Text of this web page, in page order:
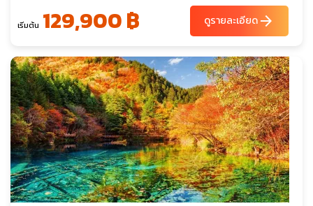
เริ่มต้น 129,900 ฿ ดูรายละเอียดarrow_forward